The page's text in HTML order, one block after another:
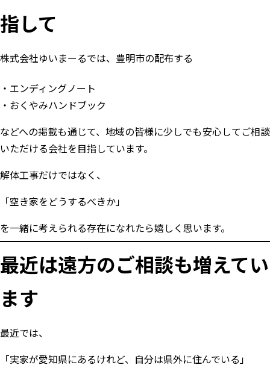
指して
株式会社ゆいまーるでは、豊明市の配布する
エンディングノート
おくやみハンドブック
などへの掲載も通じて、地域の皆様に少しでも安心してご相談
いただける会社を目指しています。
解体工事だけではなく、
「空き家をどうするべきか」
を一緒に考えられる存在になれたら嬉しく思います。
最近は遠方のご相談も増えてい
ます
最近では、
「実家が愛知県にあるけれど、自分は県外に住んでいる」